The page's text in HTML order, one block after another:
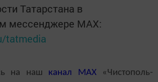
Татарстана в
мессенджере MАХ:
tatmedia
на наш канал MAX«Чистополь-